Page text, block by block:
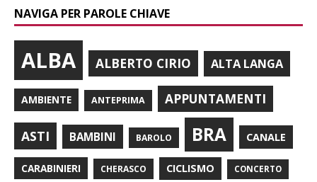
NAVIGA PER PAROLE CHIAVE
ALBA ALBERTO CIRIO ALTA LANGA
AMBIENTE ANTEPRIMA APPUNTAMENTI
ASTI BAMBINI BAROLO BRA CANALE
CARABINIERI CHERASCO CICLISMO CONCERTO